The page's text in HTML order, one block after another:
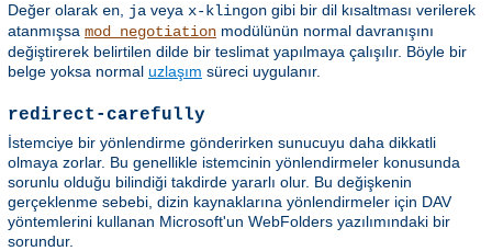
Değer olarak en, ja veya x-klingon gibi bir dil kısaltması verilerek
atanmışsa mod_negotiation modülünün normal davranışını
değiştirerek belirtilen dilde bir teslimat yapılmaya çalışılır. Böyle bir
belge yoksa normal uzlaşım süreci uygulanır.
redirect-carefully
İstemciye bir yönlendirme gönderirken sunucuyu daha dikkatli
olmaya zorlar. Bu genellikle istemcinin yönlendirmeler konusunda
sorunlu olduğu bilindiği takdirde yararlı olur. Bu değişkenin
gerçeklenme sebebi, dizin kaynaklarına yönlendirmeler için DAV
yöntemlerini kullanan Microsoft'un WebFolders yazılımındaki bir
sorundur.